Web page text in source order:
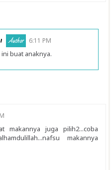
6:11 PM
buat anaknya.
makannya juga pilih2...coba
makannya